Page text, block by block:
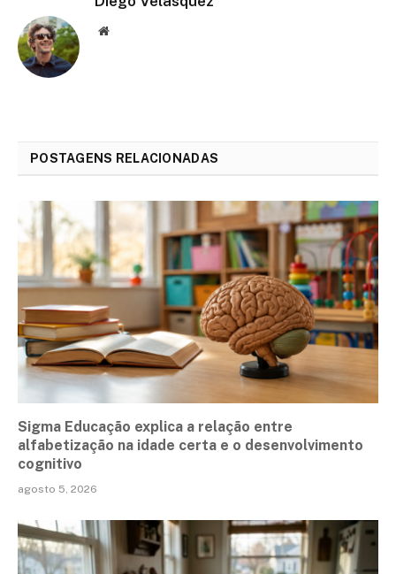
Website
POSTAGENS RELACIONADAS
Sigma Educação explica a relação entre
alfabetização na idade certa e o desenvolvimento
cognitivo
agosto 5, 2026